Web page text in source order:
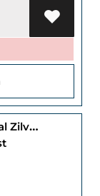
Eens Was Er Een Kleine Stal Zilverfolie